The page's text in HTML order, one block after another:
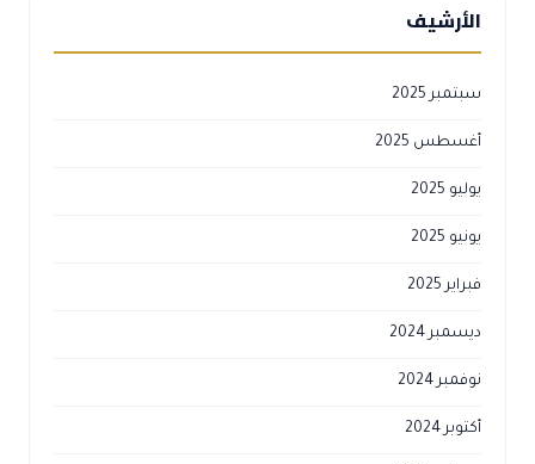
الأرشيف
سبتمبر 2025
أغسطس 2025
يوليو 2025
يونيو 2025
فبراير 2025
ديسمبر 2024
نوفمبر 2024
أكتوبر 2024